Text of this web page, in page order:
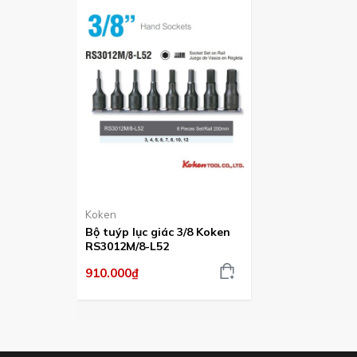
Với chiều dài đầu lục giác khẩu
Mã số 3012M.52, phần kết nối tay
Các cỡ thường dùng với chiều dài
Tham khảo thêm với các
Koken
Bộ tuýp lục giác 3/8 Koken
RS3012M/8-L52
910.000₫